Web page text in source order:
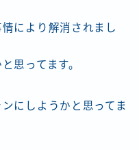
により解消されまし
思ってます。
にしようかと思ってま